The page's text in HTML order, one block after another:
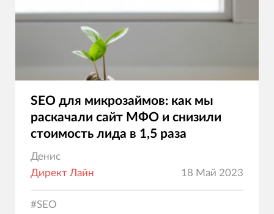
SEO для микрозаймов: как мы
раскачали сайт МФО и снизили
стоимость лида в 1,5 раза
Денис
Директ Лайн
18 Май 2023
#SEO